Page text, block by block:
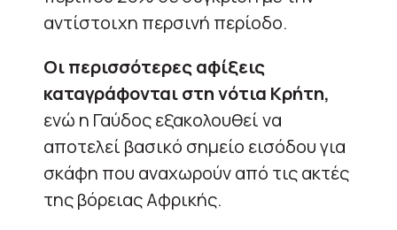
αντίστοιχη περσινή περίοδο.
Οι περισσότερες αφίξεις
καταγράφονται στη νότια Κρήτη,
ενώ η Γαύδος εξακολουθεί να
αποτελεί βασικό σημείο εισόδου για
σκάφη που αναχωρούν από τις ακτές
της βόρειας Αφρικής.